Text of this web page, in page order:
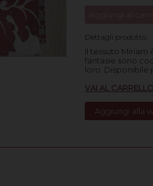
Dettagli prodotto
Il tessuto Miriam
fantasie sono
loro. Disponibile
VAI AL
Aggiungi alla